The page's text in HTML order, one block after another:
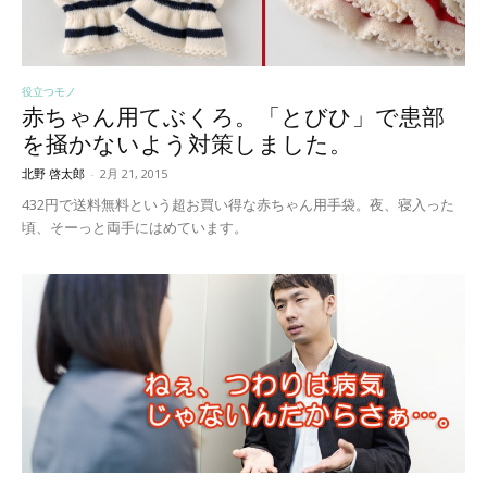
役立つモノ
赤ちゃん用てぶくろ。「とびひ」で患部
を掻かないよう対策しました。
北野 啓太郎 - 2月 21, 2015
432円で送料無料という超お買い得な赤ちゃん用手袋。夜、寝入った
頃、そーっと両手にはめています。